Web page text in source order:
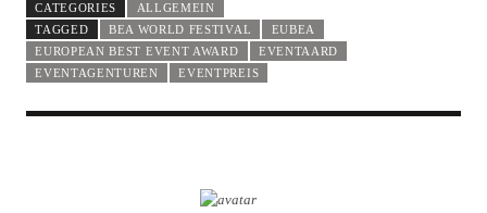
CATEGORIES
ALLGEMEIN
TAGGED
BEA WORLD FESTIVAL
EUBEA
EUROPEAN BEST EVENT AWARD
EVENTAARD
EVENTAGENTUREN
EVENTPREIS